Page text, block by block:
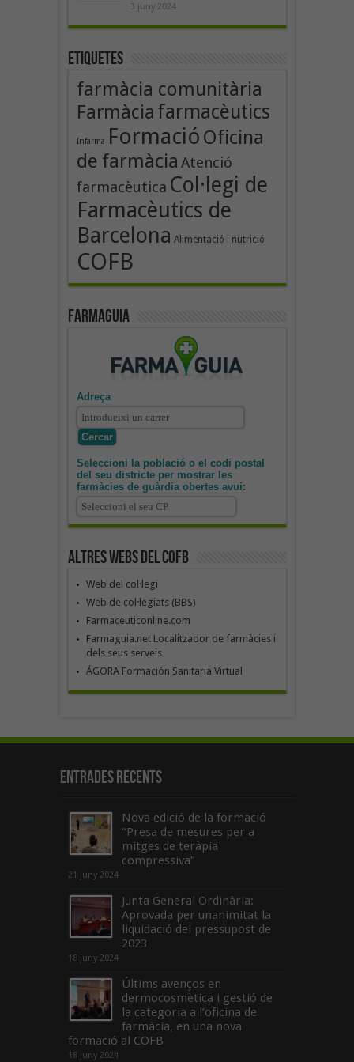
3 juny 2024
Etiquetes
farmàcia comunitària
Farmàcia farmacèutics
Infarma Formació Oficina
de farmàcia Atenció
farmacèutica Col·legi de
Farmacèutics de
Barcelona Alimentació i nutrició
COFB
Farmaguia
Adreça
Seleccioni la població o el codi postal
del seu districte per mostrar les
farmàcies de guàrdia obertes avui:
Altres webs del COFB
Web del col·legi
Web de col·legiats (BBS)
Farmaceuticonline.com
Farmaguia.net Localitzador de farmàcies i
dels seus serveis
ÁGORA Formación Sanitaria Virtual
Entrades recents
Nova edició de la formació
“Presa de mesures per a
mitges de teràpia
compressiva”
21 juny 2024
Junta General Ordinària:
Aprovada per unanimitat la
liquidació del pressupost de
2023
18 juny 2024
Últims avenços en
dermocosmètica i gestió de
la categoria a l’oficina de
farmàcia, en una nova
formació al COFB
18 juny 2024